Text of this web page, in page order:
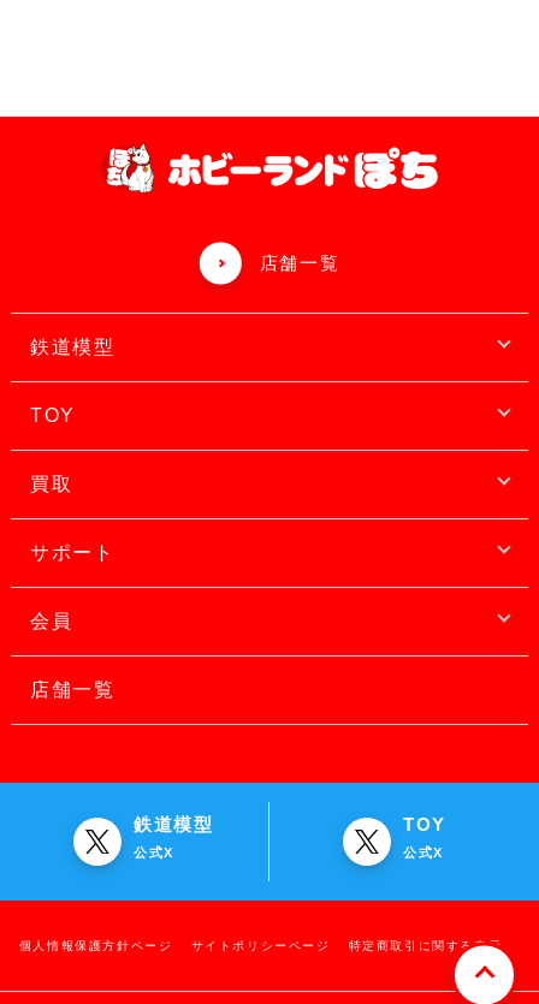
店舗一覧
鉄道模型
TOY
買取
サポート
会員
店舗一覧
鉄道模型
公式X
TOY
公式X
個人情報保護方針ページ サイトポリシーページ 特定商取引に関する表示